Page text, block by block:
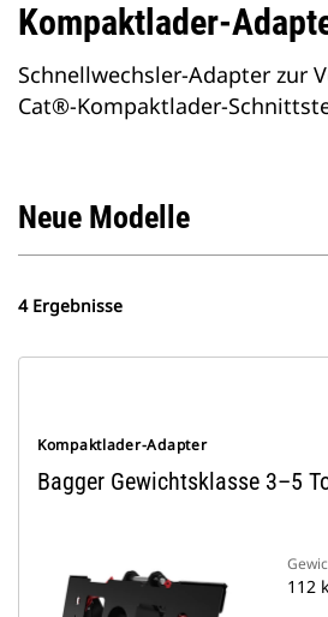
Kompaktlader-
Schnellwechsler-Adapter zur
Cat®-Kompaktlader-
Neue Modelle
4 Ergebnisse
Kompaktlader-Adapter
Bagger Gewichtsklasse 3–5
112